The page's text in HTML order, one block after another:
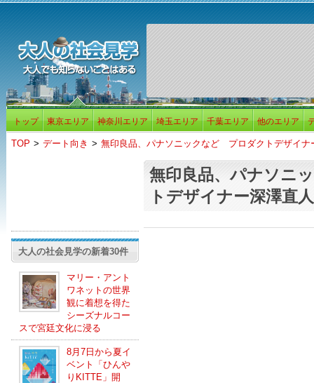
トップ 東京エリア 神奈川エリア 埼玉エリア 千葉エリア 他のエリア
TOP > デート向き > 無印良品、パナソニックなど プロダクトデザイナ
大人の社会見学の新着30件
マリー・アント
ワネットの世界
観に着想を得た
シーズナルコー
スで宮廷文化に浸る
8月7日から夏イ
ベント「ひんや
りKITTE」開
無印良品、パナソニ
トデザイナー深澤直